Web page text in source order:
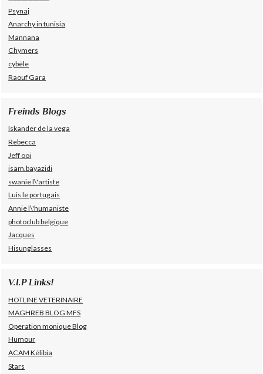
Psynaj
Anarchy in tunisia
Mannana
Chymers
cybèle
Raouf Gara
Freinds Blogs
Iskander de la vega
Rebecca
Jeff ooi
isam.bayazidi
swanie l\'artiste
Luis le portugais
Annie l\'humaniste
photoclub belgique
Jacques
Hisunglasses
V.I.P Links!
HOTLINE VETERINAIRE
MAGHREB BLOG MFS
Operation monique Blog
Humour
ACAM Kélibia
Stars